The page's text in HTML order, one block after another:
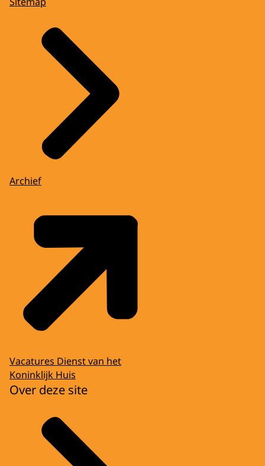
Archief
Vacatures Dienst van het
Koninklijk Huis
Over deze site